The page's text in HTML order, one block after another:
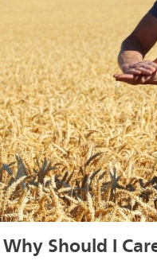
Why Should I